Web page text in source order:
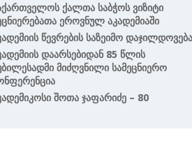
Ქალთა Საბჭოს Ვიზიტი
Ეროვნულ Აკადემიაში
Წევრების Საზეიმო Დაჯილდოვება
Დაარსებიდან 85 Წლის
Მიძღვნილი Სამეცნიერო
Შოთა Ჯაფარიძე – 80